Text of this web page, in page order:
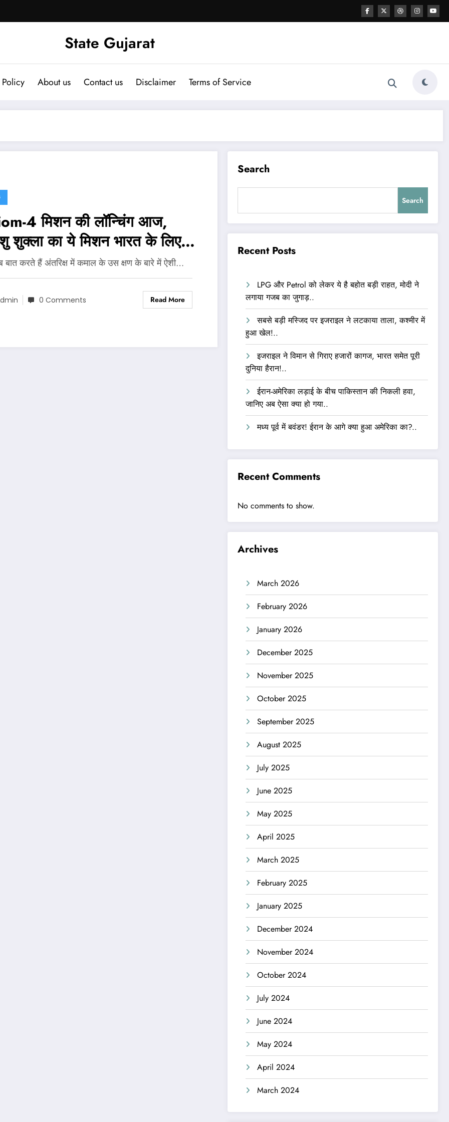
State Gujarat
About us Contact us Disclaimer Terms of Service
4 मिशन की लॉन्चिंग आज,
शुक्ला का ये मिशन भारत के लिए
खास?..
करते हैं अंतरिक्ष में कमाल के उस क्षण के बारे में ऐशी…
0 Comments Read More
Search
Search
Recent Posts
LPG और Petrol को लेकर ये है बहोत बड़ी राहत, मोदी ने
लगाया गजब का जुगाड़..
सबसे बड़ी मस्जिद पर इजराइल ने लटकाया ताला, कश्मीर में
हुआ खेल!..
इजराइल ने विमान से गिराए हजारों कागज, भारत समेत पूरी
दुनिया हैरान!..
ईरान-अमेरिका लड़ाई के बीच पाकिस्तान की निकली हवा,
जानिए अब ऐसा क्या हो गया..
मध्य पूर्व में बवंडर! ईरान के आगे क्या हुआ अमेरिका का?..
Recent Comments
No comments to show.
Archives
March 2026
February 2026
January 2026
December 2025
November 2025
October 2025
September 2025
August 2025
July 2025
June 2025
May 2025
April 2025
March 2025
February 2025
January 2025
December 2024
November 2024
October 2024
July 2024
June 2024
May 2024
April 2024
March 2024